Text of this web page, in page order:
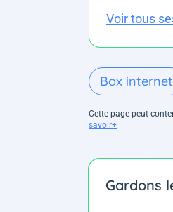
Voir tous
Box internet
Cette page peut
savoir+
Gardons